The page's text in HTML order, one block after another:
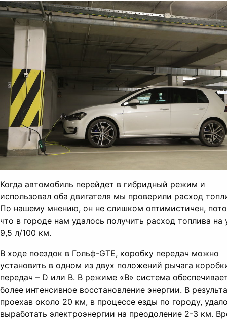
Когда автомобиль перейдет в гибридный режим и
использовал оба двигателя мы проверили расход
По нашему мнению, он не слишком оптимистичен,
что в городе нам удалось получить расход топлива на
9,5 л/100 км.
В ходе поездок в Гольф-GTE, коробку передач можно
установить в одном из двух положений рычага
передач – D или B. В режиме «B» система
более интенсивное восстановление энергии. В
проехав около 20 км, в процессе езды по городу,
выработать электроэнергии на преодоление 2-3 км.